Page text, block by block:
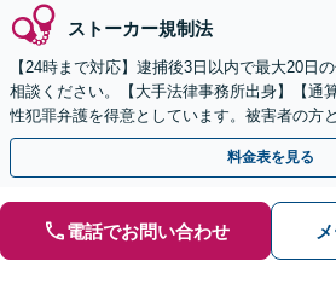
ストーカー規制法
【24時まで対応】逮捕後3日以内で最大20日
相談ください。【大手法律事務所出身】【通
性犯罪弁護を得意としています。被害者の方
談交渉。少年犯罪／違法薬物／詐欺事件にも
料金表を見る
電話でお問い合わせ